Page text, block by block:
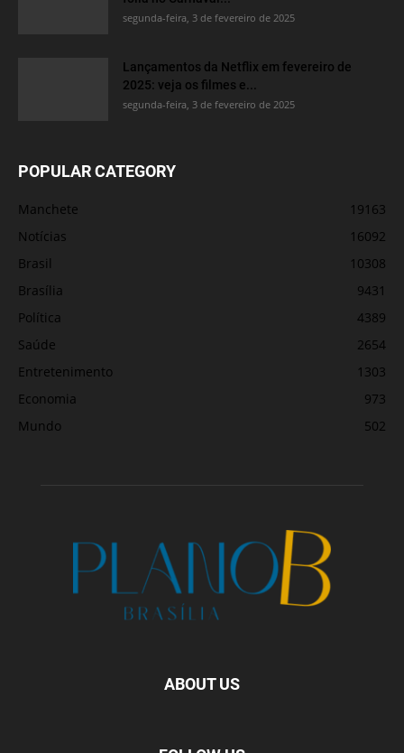
segunda-feira, 3 de fevereiro de 2025
Lançamentos da Netflix em fevereiro de
2025: veja os filmes e...
segunda-feira, 3 de fevereiro de 2025
POPULAR CATEGORY
Manchete
19163
Notícias
16092
Brasil
10308
Brasília
9431
Política
4389
Saúde
2654
Entretenimento
1303
Economia
973
Mundo
502
ABOUT US